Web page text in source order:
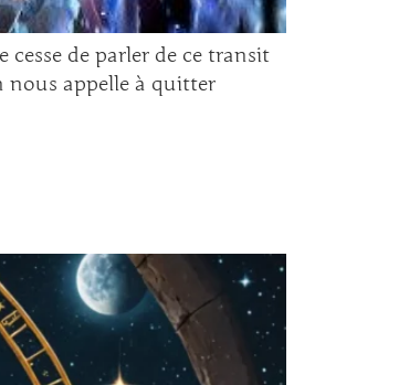
de parler de ce transit
nous appelle à quitter